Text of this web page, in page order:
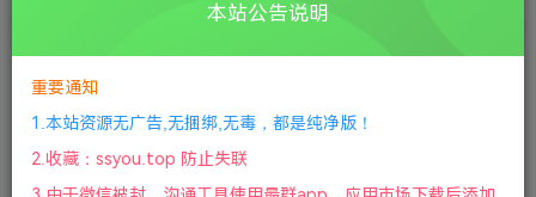
0:00/01:46
首页 全部游戏 正文
本站公告说明
重要通知
1.本站资源无广告,无捆绑,无毒，都是纯净版！
2.收藏：ssyou.top 防止失联